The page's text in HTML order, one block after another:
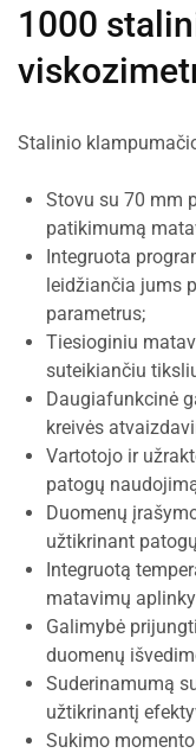
1000
Stalinio
Stovu su 70 mm
patikimumą
Integruota
leidžiančia jums
parametrus;
Tiesioginiu
suteikiančiu
Daugiafunkcinė
kreivės
Vartotojo ir
patogų
Duomenų
užtikrinant
Integruotą
matavimų
Galimybė
duomenų
Suderinamumą
užtikrinantį
Sukimo